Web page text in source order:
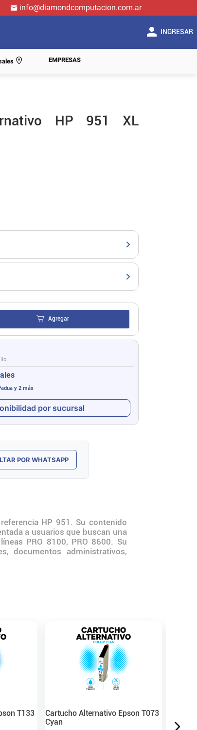
info@diamondcomputacion.com.ar
INGRESAR
EMPRESAS
HP 951 XL
Agregar
y 2 más
por sucursal
POR WHATSAPP
HP 951. Su contenido
a usuarios que buscan una
PRO 8100, PRO 8600. Su
documentos administrativos,
T133
Cartucho Alternativo Epson T073
Cyan